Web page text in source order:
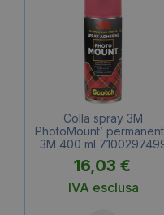
Colla spray 3M
PhotoMount’
3M 400 ml
16,03 €
IVA esclusa